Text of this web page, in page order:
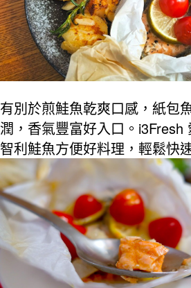
有別於煎鮭魚乾爽口感，紙包
潤，香氣豐富好入口。 i3Fresh
智利鮭魚方便好料理，輕鬆快